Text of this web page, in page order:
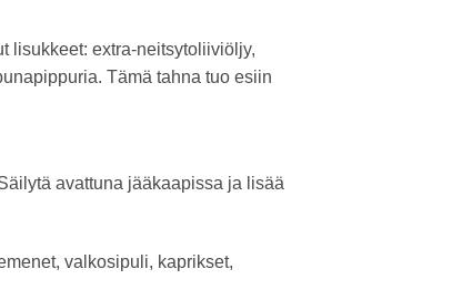
lisukkeet: extra-neitsytoliiviöljy,
Tämä tahna tuo esiin
avattuna jääkaapissa ja lisää
valkosipuli, kaprikset,